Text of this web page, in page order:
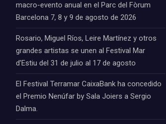
macro-evento anual en el Parc del Fòrum
Barcelona 7, 8 y 9 de agosto de 2026
Rosario, Miguel Ríos, Leire Martínez y otros
grandes artistas se unen al Festival Mar
d’Estiu del 31 de julio al 17 de agosto
El Festival Terramar CaixaBank ha concedido
el Premio Nenúfar by Sala Joiers a Sergio
Dalma.